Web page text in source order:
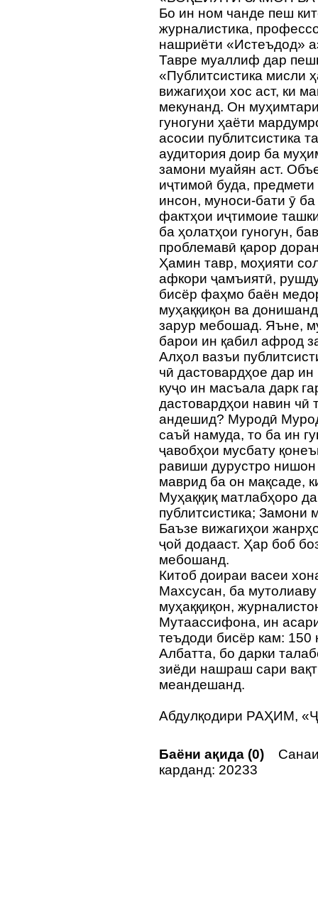
Бо ин ном чанде пеш
журналистика,
нашриёти «Истеъдод»
Тавре муаллиф дар
«Публитсистика мисли
вижагиҳои хос аст, ки
мекунанд. Он
гуногуни ҳаёти
асосии публитсистика
аудитория доир ба
замони муайян аст.
иҷтимоӣ буда,
инсон, муноси-бати ӯ
фактҳои иҷтимоие
ба ҳолатҳои гуногун,
проблемавӣ қарор
Ҳамин тавр, моҳияти
афкори ҷамъиятӣ,
бисёр фаҳмо баён
муҳаққиқон ва
зарур мебошад. Яъне,
барои ин қабил афрод
Алҳол вазъи
чӣ дастовардҳое дар
куҷо ин масъала дарк
дастовардҳои навин чӣ
андешид? Муродӣ
саъй намуда, то ба ин
ҷавобҳои мусбату
равиши дурустро
маврид ба он мақсаде,
Муҳаққиқ матлабҳоро
публитсистика; Замони
Баъзе вижагиҳои
ҷой додааст. Ҳар боб
мебошанд.
Китоб доираи васеи
Махсусан, ба
муҳаққиқон,
Мутаассифона, ин
теъдоди бисёр кам: 150
Албатта, бо дарки
зиёди нашраш сари
меандешанд.
Абдулқодири РАҲИМ,
Баёни ақида (0)
карданд: 20233